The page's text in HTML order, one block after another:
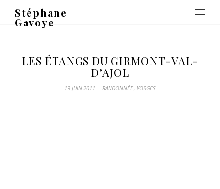
Stéphane
Gavoye
LES ÉTANGS DU GIRMONT-VAL-
D’AJOL
19 JUIN 2011 RANDONNÉE, VOSGES